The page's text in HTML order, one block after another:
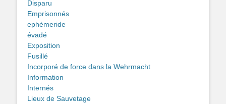
Disparu
Emprisonnés
ephémeride
évadé
Exposition
Fusillé
Incorporé de force dans la Wehrmacht
Information
Internés
Lieux de Sauvetage